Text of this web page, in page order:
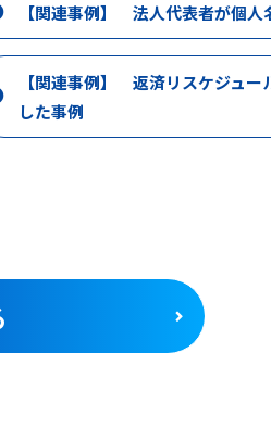
【関連事例】 法人代表者が個
【関連事例】 返済リスケジュー
した事例